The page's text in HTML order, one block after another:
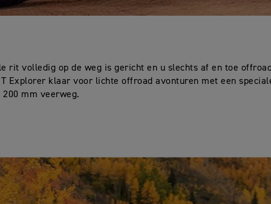
rit volledig op de weg is gericht en u slechts af en toe
Explorer klaar voor lichte offroad avonturen met een
mm veerweg.